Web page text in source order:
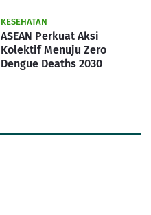
KESEHATAN
ASEAN Perkuat Aksi
Kolektif Menuju Zero
Dengue Deaths 2030